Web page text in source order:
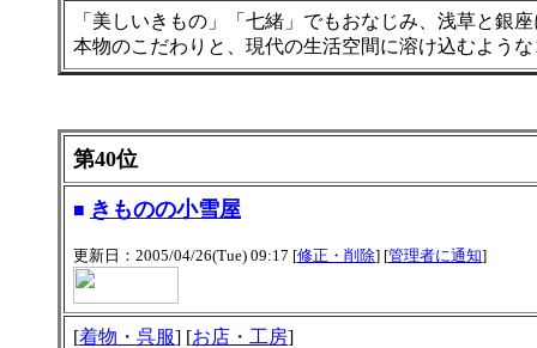
「美しいきもの」「七緒」でもおなじみ、浅草と銀
本物のこだわりと、現代の生活空間に溶け込むよう
第40位
■ きものの小雪屋
更新日：2005/04/26(Tue) 09:17 [修正・削除] [管理者に通知]
[着物・呉服] [お店・工房]